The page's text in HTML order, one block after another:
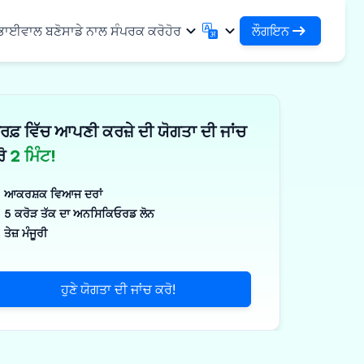
ਅਤੇ ਉਦਯੋਗਿਕ
ਅਤੇ ਮੈਡੀਕਲ
ਅਤੇ ਛੋਟੇ ਉਪਕਰਣ
ਬਣੋਸਾਡੇ ਨਾਲ ਸੰਪਰਕ ਕਰੋਹੋਰ
हिन्दी
ଓଡ଼ିଆ
తెలుగు
Telugu
বাংলা
ਲੌਗਇਨ
DSA ਵਜੋਂ ਲੌਗਇਨ ਕਰੋ
ਵਿੱਚ ਆਪਣੀ ਕਰਜ਼ੇ ਦੀ ਯੋਗਤਾ ਦੀ ਜਾਂਚ
2 ਮਿੰਟ!
ਆਕਰਸ਼ਕ ਵਿਆਜ ਦਰਾਂ
5 ਕਰੋੜ ਤੱਕ ਦਾ ਅਨਸਿਕਿਓਰਡ ਲੋਨ
ਤੇਜ਼ ਮੰਜੂਰੀ
ਹੁਣੇ ਯੋਗਤਾ ਦੀ ਜਾਂਚ ਕਰੋ!